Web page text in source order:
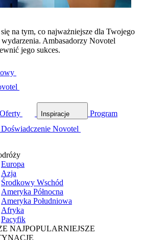
na tym, co najważniejsze dla Twojego
Ambasadorzy Novotel
jego sukces.
Oferty Inspiracje
Program
Doświadczenie Novotel
Europa
Azja
Środkowy Wschód
Ameryka Północna
Ameryka Południowa
Afryka
Pacyfik
NAJPOPULARNIEJSZE